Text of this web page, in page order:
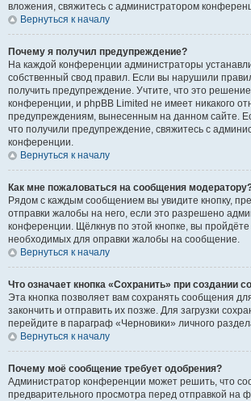
вложения, свяжитесь с администратором
Вернуться к началу
Почему я получил предупреждение?
На каждой конференции администраторы
собственный свод правил. Если вы нарушили
получить предупреждение. Учтите, что это
конференции, и phpBB Limited не имеет никакого
предупреждениям, вынесенным на данном сайте.
что получили предупреждение, свяжитесь с
конференции.
Вернуться к началу
Как мне пожаловаться на сообщения
Рядом с каждым сообщением вы увидите кнопку,
отправки жалобы на него, если это разрешено
конференции. Щёлкнув по этой кнопке, вы
необходимых для оправки жалобы на сообщение.
Вернуться к началу
Что означает кнопка «Сохранить» при создании
Эта кнопка позволяет вам сохранять сообщения
закончить и отправить их позже. Для загрузки
перейдите в параграф «Черновики» личного
Вернуться к началу
Почему моё сообщение требует одобрения?
Администратор конференции может решить, что
предварительного просмотра перед отправкой на